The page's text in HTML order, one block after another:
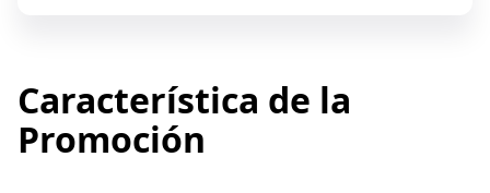
Característica de la
Promoción